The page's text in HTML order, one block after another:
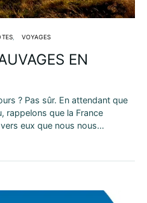
VOYAGES
EN
? Pas sûr. En attendant que
rappelons que la France
eux que nous nous…